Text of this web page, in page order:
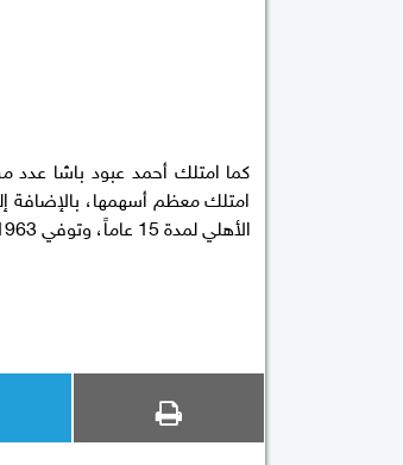
كما امتلك أحمد عبود باشا عدد
امتلك معظم أسهمها، بالإضافة
الأهلي لمدة 15 عاماً، وتوفي 1963م.